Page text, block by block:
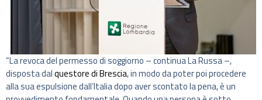
“La revoca del permesso di soggiorno – continua La Russa –,
disposta dalquestore di Brescia, in modo da poter poi procedere
alla sua espulsione dall’Italia dopo aver scontato la pena, è un